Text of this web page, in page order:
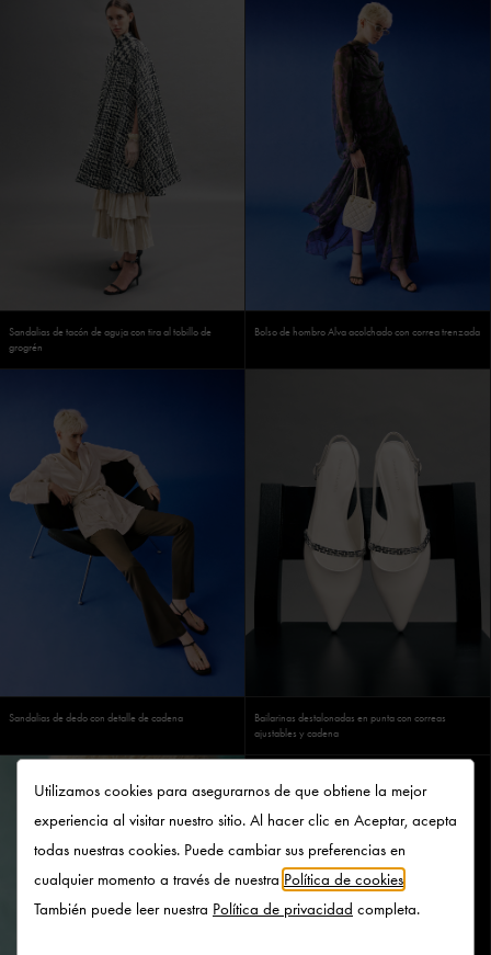
Sandalias de tacón de aguja con tira al tobillo de
grogrén
Bolso de hombro Alva acolchado con correa trenzada
Sandalias de dedo con detalle de cadena
Bailarinas destalonadas en punta con correas
ajustables y cadena
Utilizamos cookies para asegurarnos de que obtiene la mejor
experiencia al visitar nuestro sitio. Al hacer clic en Aceptar, acepta
todas nuestras cookies. Puede cambiar sus preferencias en
cualquier momento a través de nuestra Política de cookies
También puede leer nuestra Política de privacidad completa.